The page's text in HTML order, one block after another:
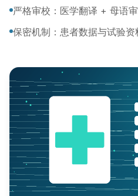
严格审校：医学翻译 + 母语
保密机制：患者数据与试验